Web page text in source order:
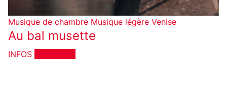
Musique de chambre Musique légère Venise
Au bal musette
INFOS